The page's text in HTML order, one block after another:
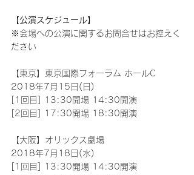
【公演スケジュール】
※会場への公演に関するお問合せはお控えく
ださい
【東京】東京国際フォーラム ホールC
2018年7月15日(日)
[1回目] 13:30開場 14:30開演
[2回目] 17:30開場 18:30開演
【大阪】オリックス劇場
2018年7月18日(水)
[1回目] 13:30開場 14:30開演